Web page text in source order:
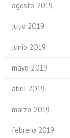
agosto 2019
julio 2019
junio 2019
mayo 2019
abril 2019
marzo 2019
febrero 2019